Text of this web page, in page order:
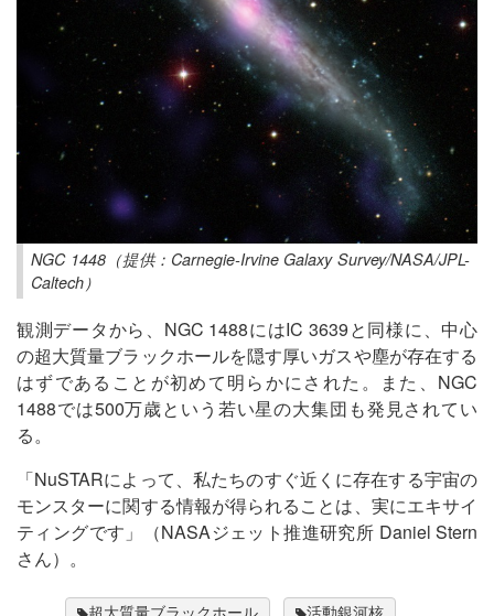
NGC 1448（提供：Carnegie-Irvine Galaxy Survey/NASA/JPL-
Caltech）
観測データから、NGC 1488にはIC 3639と同様に、中心
の超大質量ブラックホールを隠す厚いガスや塵が存在する
はずであることが初めて明らかにされた。また、NGC
1488では500万歳という若い星の大集団も発見されてい
る。
「NuSTARによって、私たちのすぐ近くに存在する宇宙の
モンスターに関する情報が得られることは、実にエキサイ
ティングです」（NASAジェット推進研究所 Daniel Stern
さん）。
超大質量ブラックホール
活動銀河核